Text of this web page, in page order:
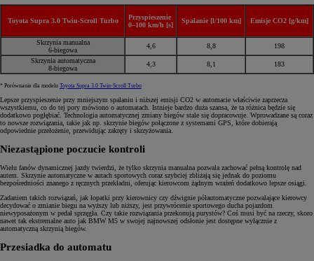
Toyota Supra 3.0 Twin-Scroll Turbo
Przyspieszenie
0–100 km/h [s]
Spalanie [l/100 km] Emisje CO2 [g/km]
Skrzynia manualna
6-biegowa
4,6 8,8
198
Skrzynia automatyczna
8-biegowa
4,3 8,1 183
* Porównanie dla modelu Toyota Supra 3.0 Twin-Scroll Turbo
Lepsze przyspieszenie przy mniejszym spalaniu i niższej emisji CO2 w automacie właściwie zaprzecza
wszystkiemu, co do tej pory mówiono o automatach. Istnieje bardzo duża szansa, że ta różnica będzie się
dodatkowo pogłębiać. Technologia automatycznej zmiany biegów stale się dopracowuje. Wprowadzane są coraz
to nowsze rozwiązania, takie jak np. skrzynie biegów połączone z systemami GPS, które dobierają
odpowiednie przełożenie, przewidując zakręty i skrzyżowania.
Niezastąpione poczucie kontroli
Wielu fanów dynamicznej jazdy twierdzi, że tylko skrzynia manualna pozwala zachować pełną kontrolę nad
autem. Skrzynie automatyczne w autach sportowych coraz szybciej zbliżają się jednak do poziomu
bezpośredniości znanego z ręcznych przekładni, oferując kierowcom żądnym wrażeń dodatkowo lepsze osiągi.
Zadaniem takich rozwiązań, jak łopatki przy kierownicy czy dźwignie półautomatyczne pozwalające kierowcy
decydować o zmianie biegu na wyższy lub niższy, jest przywrócenie sportowego ducha pojazdom
niewyposażonym w pedał sprzęgła. Czy takie rozwiązania przekonują purystów? Coś musi być na rzeczy, skoro
nawet tak ekstremalne auto jak BMW M5 w swojej najnowszej odsłonie jest dostępne wyłącznie z
automatyczną skrzynią biegów.
Przesiadka do automatu